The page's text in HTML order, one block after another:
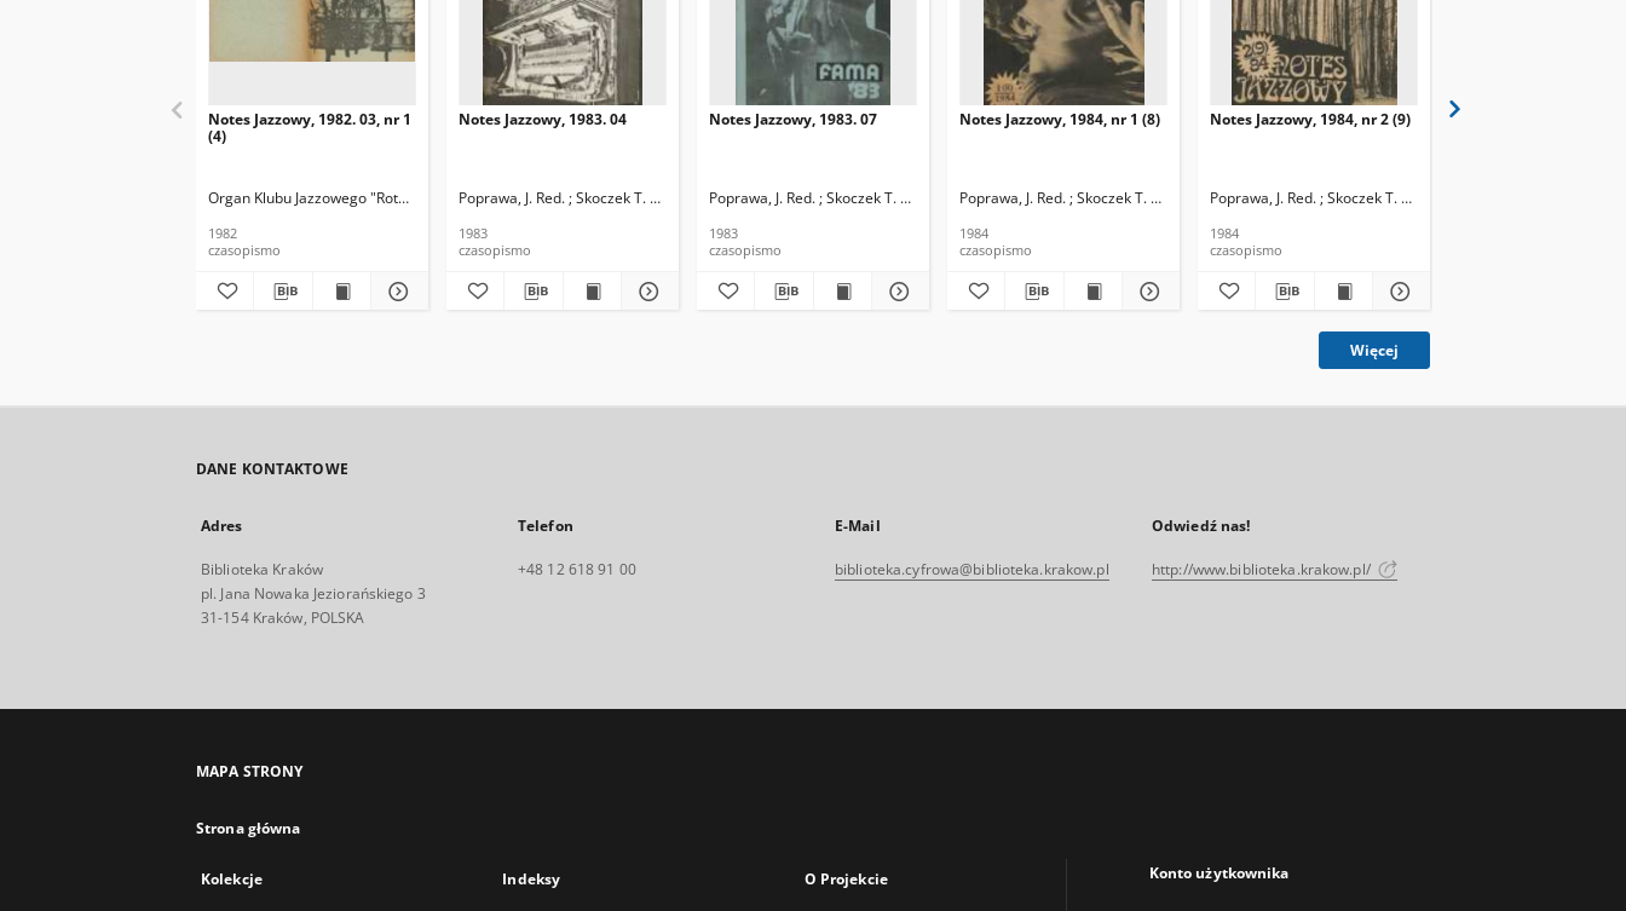
Notes Jazzowy, 1982. 03, nr 1
(4)
Organ Klubu Jazzowego "Rotunda" Skoczek, T. Red.
1982
czasopismo
Notes Jazzowy, 1983. 04
Poprawa, J. Red. ; Skoczek T. Red.
1983
czasopismo
Notes Jazzowy, 1983. 07
Poprawa, J. Red. ; Skoczek T. Red.
1983
czasopismo
Notes Jazzowy, 1984, nr 1 (8)
Poprawa, J. Red. ; Skoczek T. Red.
1984
czasopismo
Notes Jazzowy, 1984, nr 2 (9)
Poprawa, J. Red. ; Skoczek T. Red.
1984
czasopismo
Więcej
DANE KONTAKTOWE
Adres
Biblioteka Kraków
pl. Jana Nowaka Jeziorańskiego 3
31-154 Kraków, POLSKA
Telefon
+48 12 618 91 00
E-Mail
biblioteka.cyfrowa@biblioteka.krakow.pl
Odwiedź nas!
http://www.biblioteka.krakow.pl/
MAPA STRONY
Strona główna
Kolekcje Indeksy O Projekcie Konto użytkownika